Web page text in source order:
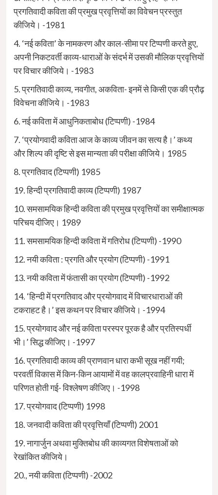
प्रगतिवादी कविता की प्रमुख प्रवृत्तियों का विवेचन प्रस्तुत
कीजिये। -1981
4. ‘नई कविता’ के नामकरण और काल-सीमा पर टिप्पणी करते हुए,
अपनी निकटवर्ती काव्य-धाराओं के संदर्भ में उसकी मौलिक प्रवृत्तियों
पर विचार कीजिये। -1983
5. प्रगतिवादी काव्य, नवगीत, अकविता- इनमें से किसी एक की प्रौढ़
विवेचना कीजिये। -1983
6. नई कविता में आधुनिकताबोध (टिप्पणी) -1984
7. ‘प्रयोगवादी कविता आज के काव्य जीवन का सत्य है।’ कथ्य
और शिल्प की दृष्टि से इस मान्यता की परीक्षा कीजिये। 1985
8. प्रगतिवाद (टिप्पणी) 1985
19. हिन्दी प्रगतिवादी काव्य (टिप्पणी) 1987
10. समसामयिक हिन्दी कविता की प्रमुख प्रवृत्तियों का समीक्षात्मक
परिचय दीजिए। 1989
11. समसामयिक हिन्दी कविता में गतिरोध (टिप्पणी) -1990
12. नयी कविता : प्रगति और प्रयोग (टिप्पणी) -1991
13. नयी कविता में फंतासी का प्रयोग (टिप्पणी) -1992
14. ‘हिन्दी में प्रगतिवाद और प्रयोगवाद में विचारधाराओं की
टकराहट है।’ इस कथन पर विचार कीजिये। -1994
15. प्रयोगवाद और नई कविता परस्पर पूरक है और प्रतिस्पर्धी
भी।’ सिद्ध कीजिए। -1997
16. प्रगतिवादी काव्य की प्राणवान धारा कभी सूख नहीं गयी;
परवर्ती विकास में किन-किन आयामों में वह कालप्रवाहिनी धारा में
परिणत होती गई- विश्लेषण कीजिए। -1998
17. प्रयोगवाद (टिप्पणी) 1998
18. जनवादी कविता की प्रवृत्तियाँ (टिप्पणी) 2001
19. नागार्जुन अथवा मुक्तिबोध की काव्यगत विशेषताओं को
रेखांकित कीजिये।
20., नयी कविता (टिप्पणी) -2002